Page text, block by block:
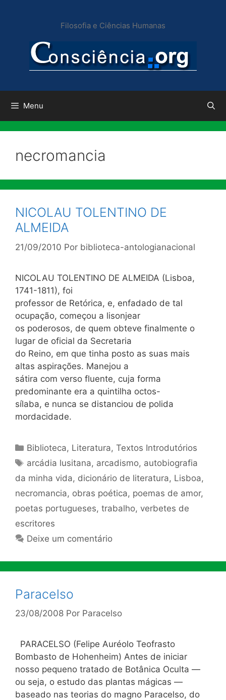
conteúdo
Filosofia e Ciências Humanas
Menu
necromancia
NICOLAU TOLENTINO DE
ALMEIDA
21/09/2010 Por biblioteca-antologianacional
NICOLAU TOLENTINO DE ALMEIDA (Lisboa,
1741-1811), foi
professor de Retórica, e, enfadado de tal
ocupação, começou a lisonjear
os poderosos, de quem obteve finalmente o
lugar de oficial da Secretaria
do Reino, em que tinha posto as suas mais
altas aspirações. Manejou a
sátira com verso fluente, cuja forma
predominante era a quintilha octos-
sílaba, e nunca se distanciou de polida
mordacidade.
Categorias
Biblioteca, Literatura,Textos Introdutórios
Tags
arcádia lusitana, arcadismo, autobiografia
da minha vida, dicionário de literatura, Lisboa,
necromancia, obras poética, poemas de amor,
poetas portugueses, trabalho, verbetes de
escritores
Deixe um comentário
Paracelso
23/08/2008 Por Paracelso
PARACELSO (Felipe Auréolo Teofrasto
Bombasto de Hohenheim) Antes de iniciar
nosso pequeno tratado de Botânica Oculta —
ou seja, o estudo das plantas mágicas —
baseado nas teorias do magno Paracelso, do